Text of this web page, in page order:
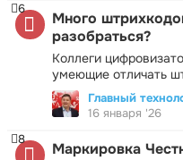
Много
разобраться?
Коллеги
умеющие отличать
6
Главный
16 января '26
Маркировка
8